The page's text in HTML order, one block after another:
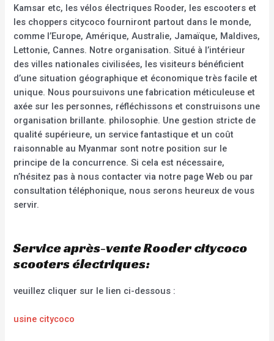
Kamsar etc, les vélos électriques Rooder, les escooters et
les choppers citycoco fourniront partout dans le monde,
comme l’Europe, Amérique, Australie, Jamaïque, Maldives,
Lettonie, Cannes. Notre organisation. Situé à l’intérieur
des villes nationales civilisées, les visiteurs bénéficient
d’une situation géographique et économique très facile et
unique. Nous poursuivons une fabrication méticuleuse et
axée sur les personnes, réfléchissons et construisons une
organisation brillante. philosophie. Une gestion stricte de
qualité supérieure, un service fantastique et un coût
raisonnable au Myanmar sont notre position sur le
principe de la concurrence. Si cela est nécessaire,
n’hésitez pas à nous contacter via notre page Web ou par
consultation téléphonique, nous serons heureux de vous
servir.
Service après-vente Rooder citycoco
scooters électriques:
veuillez cliquer sur le lien ci-dessous :
usine citycoco